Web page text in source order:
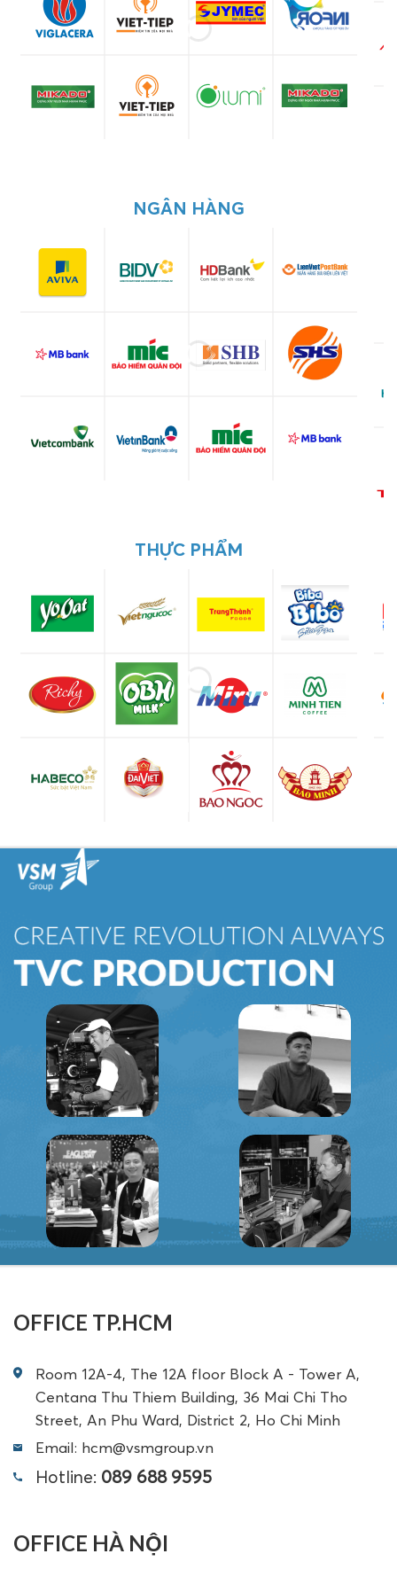
NGÂN HÀNG
THỰC PHẨM
OFFICE TP.HCM
Room 12A-4, The 12A floor Block A - Tower A,
Centana Thu Thiem Building, 36 Mai Chi Tho
Street, An Phu Ward, District 2, Ho Chi Minh
Email: hcm@vsmgroup.vn
Hotline: 089 688 9595
OFFICE HÀ NỘI